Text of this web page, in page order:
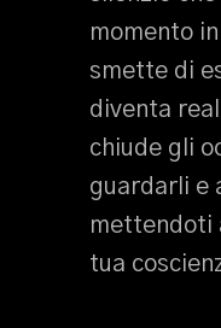
momento
smette di
diventa
chiude gli
guardarli e
mettendoti
tua